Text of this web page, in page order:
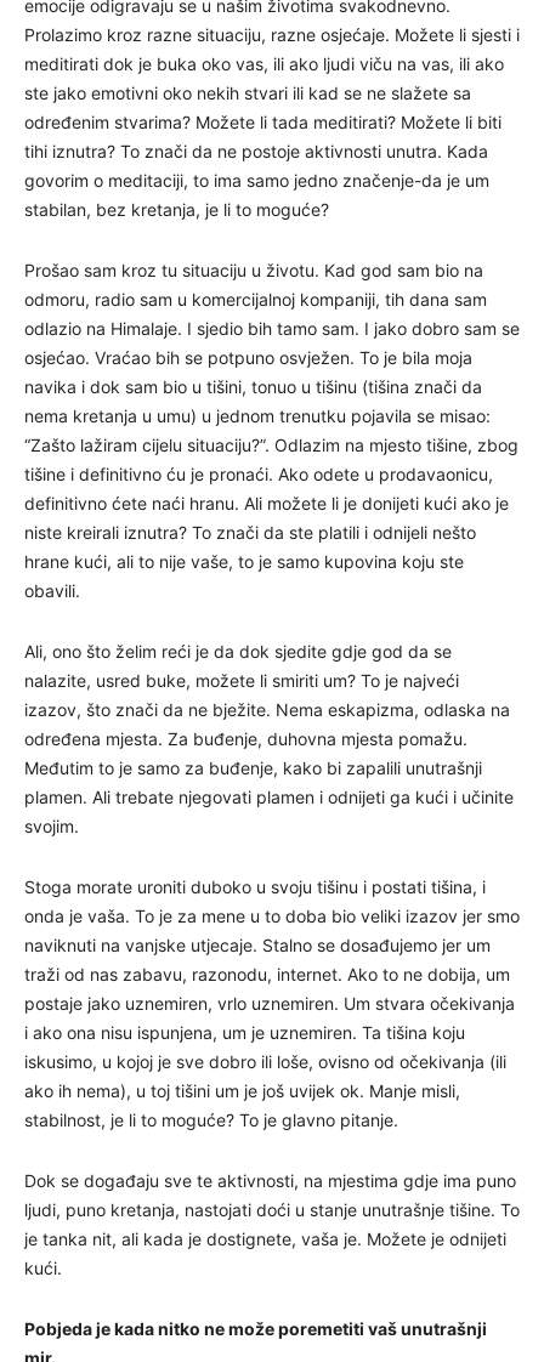
emocije odigravaju se u našim životima svakodnevno.
Prolazimo kroz razne situaciju, razne osjećaje. Možete li sjesti i
meditirati dok je buka oko vas, ili ako ljudi viču na vas, ili ako
ste jako emotivni oko nekih stvari ili kad se ne slažete sa
određenim stvarima? Možete li tada meditirati? Možete li biti
tihi iznutra? To znači da ne postoje aktivnosti unutra. Kada
govorim o meditaciji, to ima samo jedno značenje-da je um
stabilan, bez kretanja, je li to moguće?
Prošao sam kroz tu situaciju u životu. Kad god sam bio na
odmoru, radio sam u komercijalnoj kompaniji, tih dana sam
odlazio na Himalaje. I sjedio bih tamo sam. I jako dobro sam se
osjećao. Vraćao bih se potpuno osvježen. To je bila moja
navika i dok sam bio u tišini, tonuo u tišinu (tišina znači da
nema kretanja u umu) u jednom trenutku pojavila se misao:
“Zašto lažiram cijelu situaciju?”. Odlazim na mjesto tišine, zbog
tišine i definitivno ću je pronaći. Ako odete u prodavaonicu,
definitivno ćete naći hranu. Ali možete li je donijeti kući ako je
niste kreirali iznutra? To znači da ste platili i odnijeli nešto
hrane kući, ali to nije vaše, to je samo kupovina koju ste
obavili.
Ali, ono što želim reći je da dok sjedite gdje god da se
nalazite, usred buke, možete li smiriti um? To je najveći
izazov, što znači da ne bježite. Nema eskapizma, odlaska na
određena mjesta. Za buđenje, duhovna mjesta pomažu.
Međutim to je samo za buđenje, kako bi zapalili unutrašnji
plamen. Ali trebate njegovati plamen i odnijeti ga kući i učinite
svojim.
Stoga morate uroniti duboko u svoju tišinu i postati tišina, i
onda je vaša. To je za mene u to doba bio veliki izazov jer smo
naviknuti na vanjske utjecaje. Stalno se dosađujemo jer um
traži od nas zabavu, razonodu, internet. Ako to ne dobija, um
postaje jako uznemiren, vrlo uznemiren. Um stvara očekivanja
i ako ona nisu ispunjena, um je uznemiren. Ta tišina koju
iskusimo, u kojoj je sve dobro ili loše, ovisno od očekivanja (ili
ako ih nema), u toj tišini um je još uvijek ok. Manje misli,
stabilnost, je li to moguće? To je glavno pitanje.
Dok se događaju sve te aktivnosti, na mjestima gdje ima puno
ljudi, puno kretanja, nastojati doći u stanje unutrašnje tišine. To
je tanka nit, ali kada je dostignete, vaša je. Možete je odnijeti
kući.
Pobjeda je kada nitko ne može poremetiti vaš unutrašnji
mir.